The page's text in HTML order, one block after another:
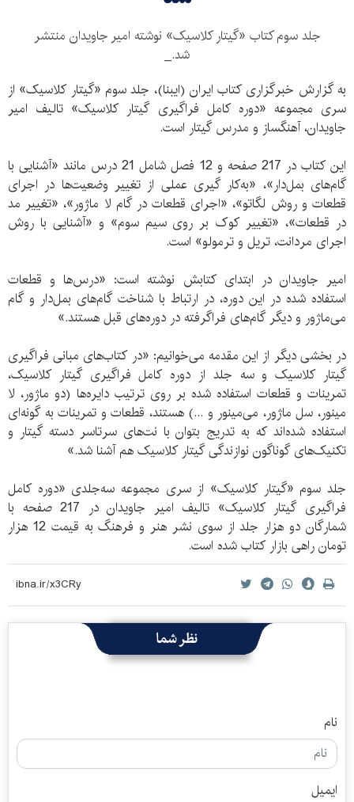
جلد سوم کتاب «گیتار کلاسیک» نوشته امیر جاویدان منتشر
شد._
به گزارش خبرگزاری کتاب ایران (ایبنا)، جلد سوم «گیتار کلاسیک» از
سری مجموعه «دوره کامل فراگیری گیتار کلاسیک» تالیف امیر
جاویدان، آهنگساز و مدرس گیتار است.
این کتاب در 217 صفحه و 12 فصل شامل 21 درس مانند «آشنایی با
گام‌های بمل‌دار»، «به‌کار گیری عملی از تغییر وضعیت‌ها در اجرای
قطعات و روش لگاتو»، «اجرای قطعات در گام لا ماژور»، «تغییر مد
در قطعات»، «تغییر کوک بر روی سیم سوم» و «آشنایی با روش
اجرای مردانت، تریل و ترمولو» است.
امیر جاویدان در ابتدای کتابش نوشته است: «درس‌ها و قطعات
استفاده شده در این دوره، در ارتباط با شناخت گام‌های بمل‌دار و گام
می‌ماژور و دیگر گام‌های فراگرفته در دوره‌های قبل هستند.»
در بخشی دیگر از این مقدمه می‌خوانیم: «در کتاب‌های مبانی فراگیری
گیتار کلاسیک و سه جلد از دوره کامل فراگیری گیتار کلاسیک،
تمرینات و قطعات استفاده شده بر روی ترتیب دایره‌ها (دو ماژور، لا
مینور، سل ماژور، می‌مینور و ...) هستند، قطعات و تمرینات به‌ گونه‌ای
استفاده شده‌اند که به تدریج بتوان با نت‌های سرتاسر دسته گیتار و
تکنیک‌های گوناگون نوازندگی گیتار کلاسیک هم آشنا شد.»
جلد سوم «گیتار کلاسیک» از سری مجموعه سه‌جلدی «دوره کامل
فراگیری گیتار کلاسیک» تالیف امیر جاویدان در 217 صفحه با
شمارگان دو هزار جلد از سوی نشر هنر و فرهنگ به قیمت 12 هزار
تومان راهی بازار کتاب شده است.
نظر شما
نام
ایمیل